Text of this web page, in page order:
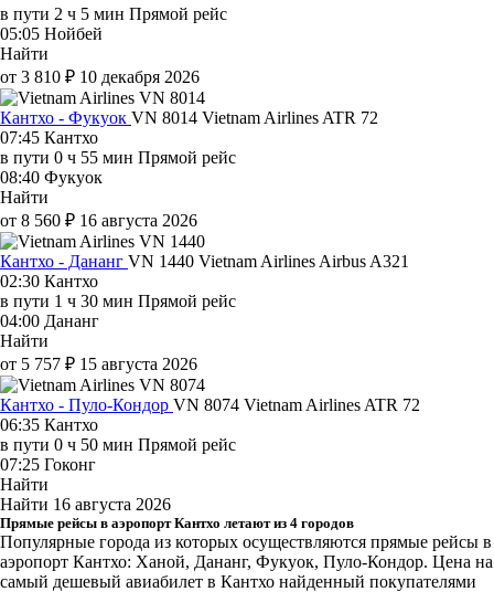
в пути 2 ч 5 мин Прямой рейс
05:05 Нойбей
Найти
от 3 810 ₽ 10 декабря 2026
Кантхо - Фукуок VN 8014 Vietnam Airlines ATR 72
07:45 Кантхо
в пути 0 ч 55 мин Прямой рейс
08:40 Фукуок
Найти
от 8 560 ₽ 16 августа 2026
Кантхо - Дананг VN 1440 Vietnam Airlines Airbus A321
02:30 Кантхо
в пути 1 ч 30 мин Прямой рейс
04:00 Дананг
Найти
от 5 757 ₽ 15 августа 2026
Кантхо - Пуло-Кондор VN 8074 Vietnam Airlines ATR 72
06:35 Кантхо
в пути 0 ч 50 мин Прямой рейс
07:25 Гоконг
Найти
Найти 16 августа 2026
Прямые рейсы в аэропорт Кантхо летают из 4 городов
Популярные города из которых осуществляются прямые рейсы в
аэропорт Кантхо: Ханой, Дананг, Фукуок, Пуло-Кондор. Цена на
самый дешевый авиабилет в Кантхо найденный покупателями